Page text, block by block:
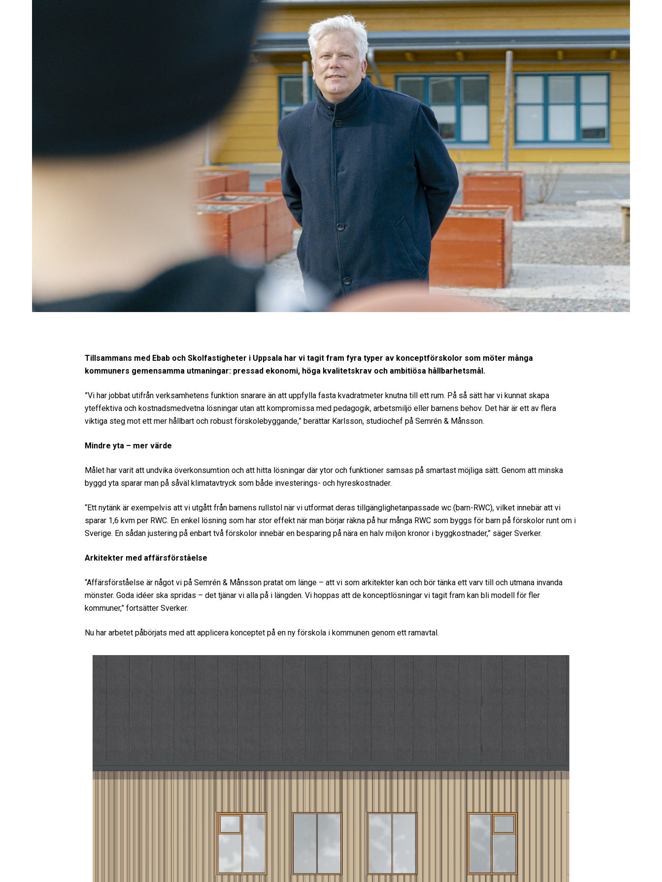
Tillsammans med Ebab och Skolfastigheter i Uppsala har vi tagit fram fyra typer av konceptförskolor som möter många
kommuners gemensamma utmaningar: pressad ekonomi, höga kvalitetskrav och ambitiösa hållbarhetsmål.
”Vi har jobbat utifrån verksamhetens funktion snarare än att uppfylla fasta kvadratmeter knutna till ett rum. På så sätt har vi kunnat skapa
yteffektiva och kostnadsmedvetna lösningar utan att kompromissa med pedagogik, arbetsmiljö eller barnens behov. Det här är ett av flera
viktiga steg mot ett mer hållbart och robust förskolebyggande,” berättar Karlsson, studiochef på Semrén & Månsson.
Mindre yta – mer värde
Målet har varit att undvika överkonsumtion och att hitta lösningar där ytor och funktioner samsas på smartast möjliga sätt. Genom att minska
byggd yta sparar man på såväl klimatavtryck som både investerings- och hyreskostnader.
“Ett nytänk är exempelvis att vi utgått från barnens rullstol när vi utformat deras tillgänglighetanpassade wc (barn-RWC), vilket innebär att vi
sparar 1,6 kvm per RWC. En enkel lösning som har stor effekt när man börjar räkna på hur många RWC som byggs för barn på förskolor runt om i
Sverige. En sådan justering på enbart två förskolor innebär en besparing på nära en halv miljon kronor i byggkostnader,” säger Sverker.
Arkitekter med affärsförståelse
“Affärsförståelse är något vi på Semrén & Månsson pratat om länge – att vi som arkitekter kan och bör tänka ett varv till och utmana invanda
mönster. Goda idéer ska spridas – det tjänar vi alla på i längden. Vi hoppas att de konceptlösningar vi tagit fram kan bli modell för fler
kommuner,” fortsätter Sverker.
Nu har arbetet påbörjats med att applicera konceptet på en ny förskola i kommunen genom ett ramavtal.